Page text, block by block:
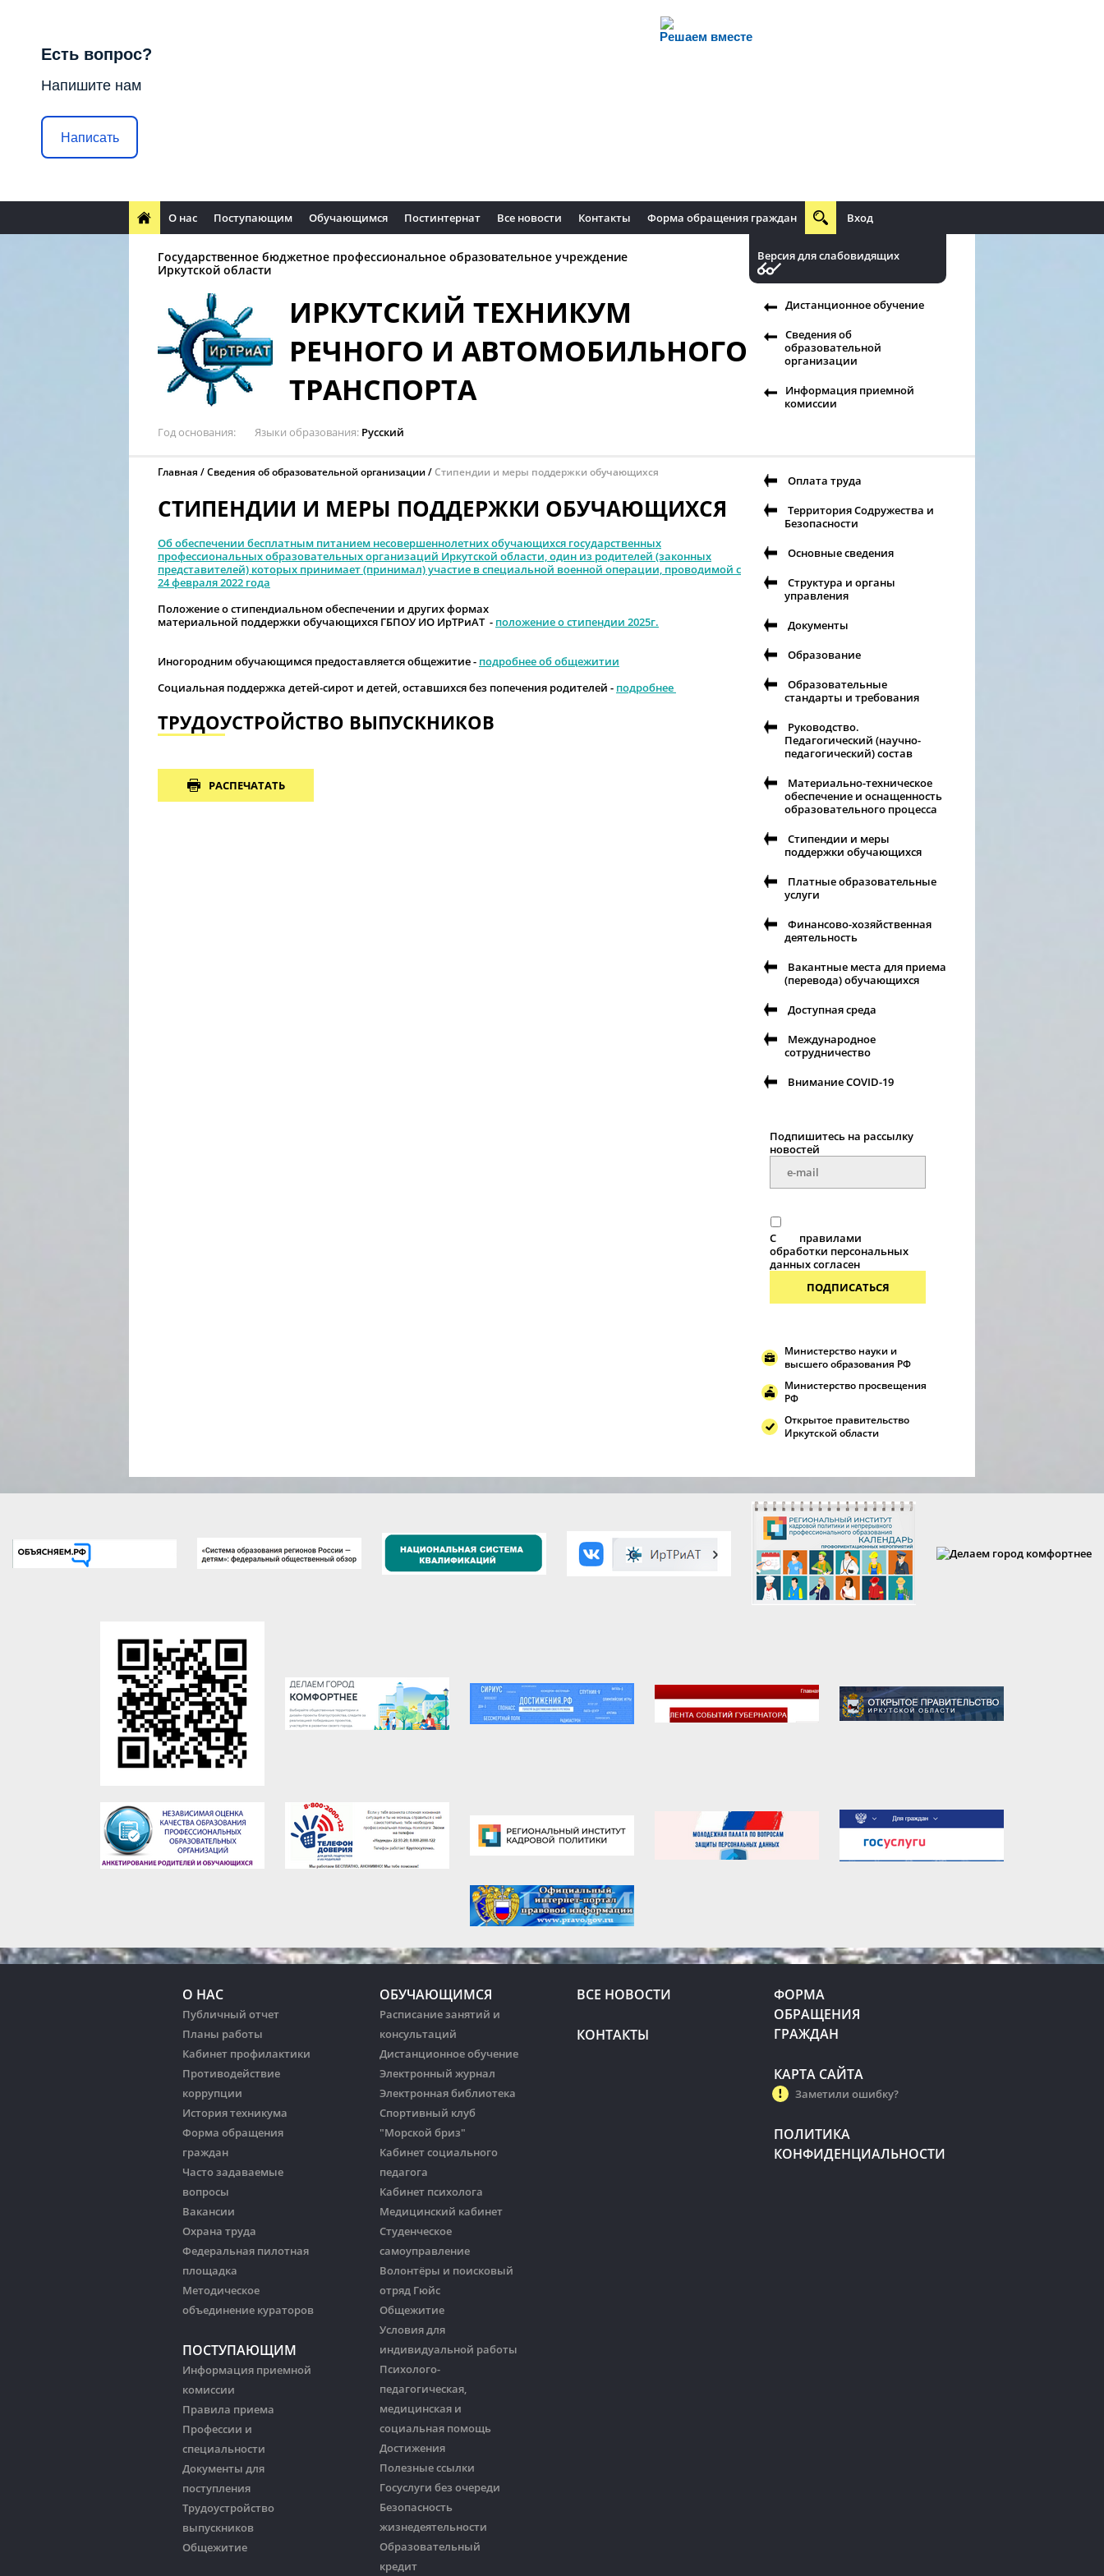
Решаем вместе
Есть вопрос?
Напишите нам
Написать
О нас Поступающим Обучающимся Постинтернат Все новости Контакты Форма обращения граждан Вход
Государственное бюджетное профессиональное образовательное учреждение
Иркутской области
ИРКУТСКИЙ ТЕХНИКУМ
РЕЧНОГО И АВТОМОБИЛЬНОГО
ТРАНСПОРТА
Год основания Языки образования Русский
Версия для слабовидящих
Дистанционное обучение
Сведения об
образовательной
организации
Информация приемной
комиссии
Главная Сведения об образовательной организации Стипендии и меры поддержки обучающихся
СТИПЕНДИИ И МЕРЫ ПОДДЕРЖКИ ОБУЧАЮЩИХСЯ
Об обеспечении бесплатным питанием несовершеннолетних обучающихся государственных
профессиональных образовательных организаций Иркутской области, один из родителей (законных
представителей) которых принимает (принимал) участие в специальной военной операции, проводимой с
24 февраля 2022 года
Положение о стипендиальном обеспечении и других формах
материальной поддержки обучающихся ГБПОУ ИО ИрТРиАТ - положение о стипендии 2025г.
Иногородним обучающимся предоставляется общежитие - подробнее об общежитии
Социальная поддержка детей-сирот и детей, оставшихся без попечения родителей - подробнее
ТРУДОУСТРОЙСТВО ВЫПУСКНИКОВ
РАСПЕЧАТАТЬ
Оплата труда
Территория Содружества и
Безопасности
Основные сведения
Структура и органы
управления
Документы
Образование
Образовательные
стандарты и требования
Руководство.
Педагогический (научно-
педагогический) состав
Материально-техническое
обеспечение и оснащенность
образовательного процесса
Стипендии и меры
поддержки обучающихся
Платные образовательные
услуги
Финансово-хозяйственная
деятельность
Вакантные места для приема
(перевода) обучающихся
Доступная среда
Международное
сотрудничество
Внимание COVID-19
Подпишитесь на рассылку
новостей
С
правилами
обработки персональных
данных согласен
ПОДПИСАТЬСЯ
Министерство науки и
высшего образования РФ
Министерство просвещения
РФ
Открытое правительство
Иркутской области
О НАС
Публичный отчет
Планы работы
Кабинет профилактики
Противодействие
коррупции
История техникума
Форма обращения
граждан
Часто задаваемые
вопросы
Вакансии
Охрана труда
Федеральная пилотная
площадка
Методическое
объединение кураторов
ПОСТУПАЮЩИМ
Информация приемной
комиссии
Правила приема
Профессии и
специальности
Документы для
поступления
Трудоустройство
выпускников
Общежитие
ОБУЧАЮЩИМСЯ
Расписание занятий и
консультаций
Дистанционное обучение
Электронный журнал
Электронная библиотека
Спортивный клуб
"Морской бриз"
Кабинет социального
педагога
Кабинет психолога
Медицинский кабинет
Студенческое
самоуправление
Волонтёры и поисковый
отряд Гюйс
Общежитие
Условия для
индивидуальной работы
Психолого-
педагогическая,
медицинская и
социальная помощь
Достижения
Полезные ссылки
Госуслуги без очереди
Безопасность
жизнедеятельности
Образовательный
кредит
ВСЕ НОВОСТИ
КОНТАКТЫ
ФОРМА
ОБРАЩЕНИЯ
ГРАЖДАН
КАРТА САЙТА
Заметили ошибку?
ПОЛИТИКА
КОНФИДЕНЦИАЛЬНОСТИ